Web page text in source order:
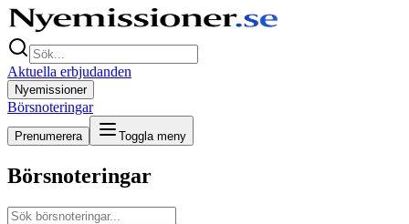
Aktuella erbjudanden
Nyemissioner
Börsnoteringar
Prenumerera Toggla meny
Börsnoteringar